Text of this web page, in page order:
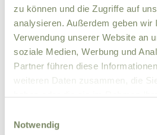
zu können und die Zugriffe auf
analysieren. Außerdem geben wir
Verwendung unserer Website an
soziale Medien, Werbung und
Partner führen diese
weiteren Daten zusammen, die
haben oder die sie im Rahmen
Notwendig
Zusätzliche Angaben, Fragen